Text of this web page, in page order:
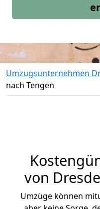
Umzugsunternehmen
nach Tengen
von
Umzüge können